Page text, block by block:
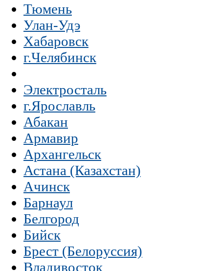
Тюмень
Улан-Удэ
Хабаровск
г.Челябинск
Электросталь
г.Ярославль
Абакан
Армавир
Архангельск
Астана (Казахстан)
Ачинск
Барнаул
Белгород
Бийск
Брест (Белоруссия)
Владивосток